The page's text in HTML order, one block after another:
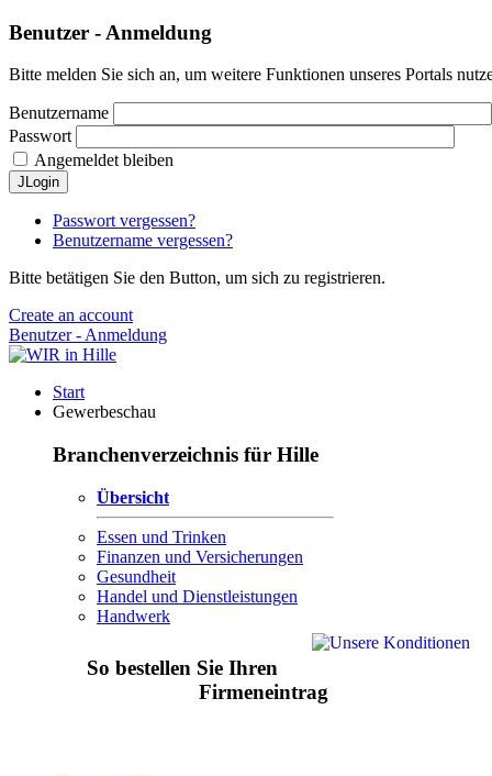
Benutzer - Anmeldung
Bitte melden Sie sich an, um weitere Funktionen unseres Portals
Benutzername
Passwort
Angemeldet bleiben
JLogin
Passwort vergessen?
Benutzername vergessen?
Bitte betätigen Sie den Button, um sich zu registrieren.
Create an account
Benutzer - Anmeldung
Start
Gewerbeschau
Branchenverzeichnis für Hille
Übersicht
Essen und Trinken
Finanzen und Versicherungen
Gesundheit
Handel und Dienstleistungen
Handwerk
So bestellen Sie Ihren
Firmeneintrag